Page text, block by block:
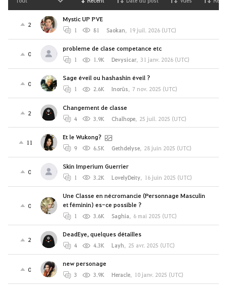
2
Mystic UP PVE
1 81 Saokan, 19 juil. 2026 (UTC)
0
probleme de clase competance etc
1 1.9K Devysicar, 31 janv. 2026 (UTC)
0
Sage éveil ou hashashin éveil ?
1 2.6K Inorûs, 7 nov. 2025 (UTC)
2
Changement de classe
4 3.9K Chalhope, 25 juil. 2025 (UTC)
11
Et le Wukong?
9 6.5K Gethdelyse, 28 juin 2025 (UTC)
0
Skin Imperium Guerrier
1 3.2K LovelyDeity, 16 juin 2025 (UTC)
0
Une Classe en nécromancie (Personnage Masculin
et féminin) es-ce possible ?
1 3.6K Saghia, 6 mai 2025 (UTC)
2
DeadEye, quelques détailles
4 4.3K Layh, 25 avr. 2025 (UTC)
0
new personage
3 3.9K Heracle, 10 janv. 2025 (UTC)